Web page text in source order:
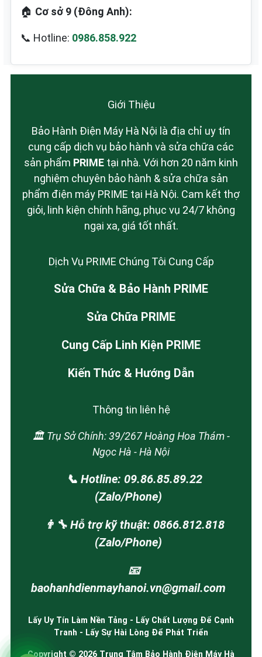
🏠 Cơ sở 9 (Đông Anh):
📞 Hotline: 0986.858.922
Giới Thiệu
Bảo Hành Điện Máy Hà Nội là địa chỉ uy tín
cung cấp dịch vụ bảo hành và sửa chữa các
sản phẩm PRIME tại nhà. Với hơn 20 năm kinh
nghiệm chuyên bảo hành & sửa chữa sản
phẩm điện máy PRIME tại Hà Nội. Cam kết thợ
giỏi, linh kiện chính hãng, phục vụ 24/7 không
ngại xa, giá tốt nhất.
Dịch Vụ PRIME Chúng Tôi Cung Cấp
Sửa Chữa & Bảo Hành PRIME
Sửa Chữa PRIME
Cung Cấp Linh Kiện PRIME
Kiến Thức & Hướng Dẫn
Thông tin liên hệ
🏛️ Trụ Sở Chính: 39/267 Hoàng Hoa Thám -
Ngọc Hà - Hà Nội
📞 Hotline: 09.86.85.89.22
(Zalo/Phone)
👨‍🔧 Hỗ trợ kỹ thuật: 0866.812.818
(Zalo/Phone)
📧
baohanhdienmayhanoi.vn@gmail.com
Lấy Uy Tín Làm Nền Tảng - Lấy Chất Lượng Để Cạnh
Tranh - Lấy Sự Hài Lòng Để Phát Triển
Copyright © 2026 Trung Tâm Bảo Hành Điện Máy Hà